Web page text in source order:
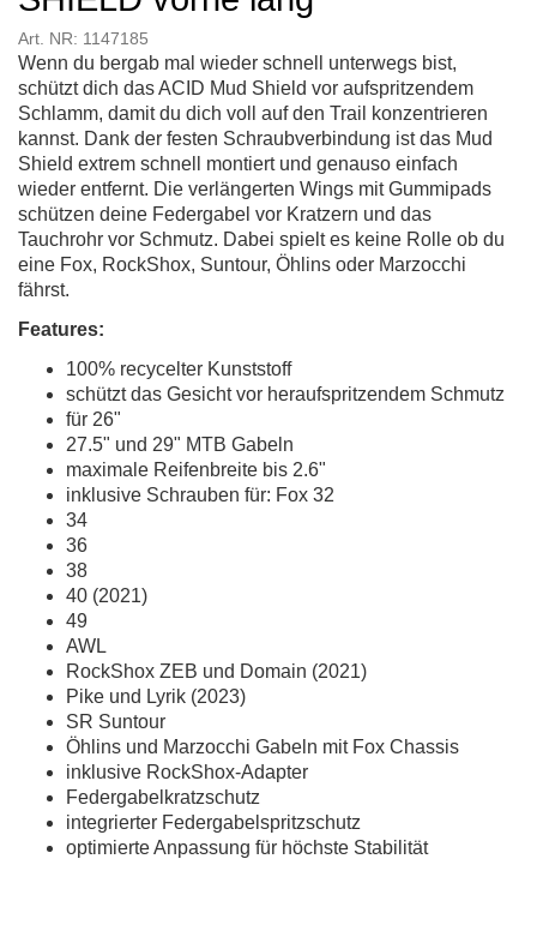
Art. NR: 1147185
Wenn du bergab mal wieder schnell unterwegs bist,
schützt dich das ACID Mud Shield vor aufspritzendem
Schlamm, damit du dich voll auf den Trail konzentrieren
kannst. Dank der festen Schraubverbindung ist das Mud
Shield extrem schnell montiert und genauso einfach
wieder entfernt. Die verlängerten Wings mit Gummipads
schützen deine Federgabel vor Kratzern und das
Tauchrohr vor Schmutz. Dabei spielt es keine Rolle ob du
eine Fox, RockShox, Suntour, Öhlins oder Marzocchi
fährst.
Features:
100% recycelter Kunststoff
schützt das Gesicht vor heraufspritzendem Schmutz
für 26"
27.5" und 29" MTB Gabeln
maximale Reifenbreite bis 2.6"
inklusive Schrauben für: Fox 32
34
36
38
40 (2021)
49
AWL
RockShox ZEB und Domain (2021)
Pike und Lyrik (2023)
SR Suntour
Öhlins und Marzocchi Gabeln mit Fox Chassis
inklusive RockShox-Adapter
Federgabelkratzschutz
integrierter Federgabelspritzschutz
optimierte Anpassung für höchste Stabilität